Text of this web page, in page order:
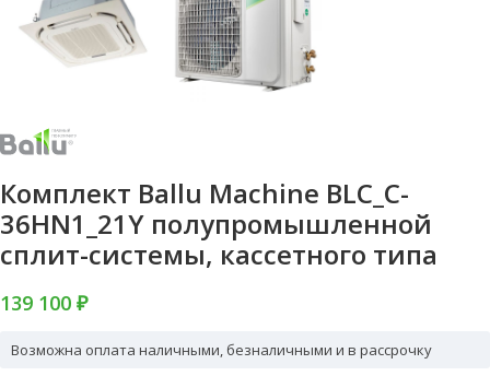
Комплект Ballu Machine BLC_C-
36HN1_21Y полупромышленной
сплит-системы, кассетного типа
139 100 ₽
Возможна оплата наличными, безналичными и в рассрочку